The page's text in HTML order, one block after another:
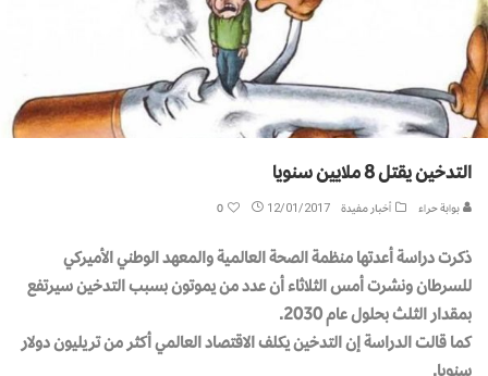
التدخين يقتل 8 ملايين سنويا
بوابة حراء أخبار مفيدة 12/01/2017
0
ذكرت دراسة أعدتها منظمة الصحة العالمية والمعهد الوطني الأميركي
للسرطان ونشرت أمس الثلاثاء أن عدد من يموتون بسبب التدخين سيرتفع
بمقدار الثلث بحلول عام 2030.
كما قالت الدراسة إن التدخين يكلف الاقتصاد العالمي أكثر من تريليون دولار
سنويا.